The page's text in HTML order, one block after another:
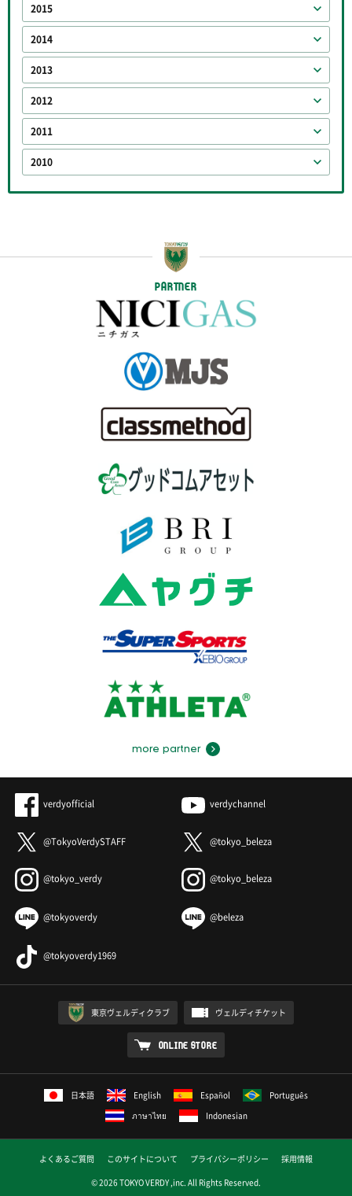
2015
2014
2013
2012
2011
2010
PARTNER
more partner
verdyofficial verdychannel
@TokyoVerdySTAFF @tokyo_beleza
@tokyo_verdy @tokyo_beleza
@tokyoverdy @beleza
@tokyoverdy1969
東京ヴェルディクラブ ヴェルディチケット
ONLINE STORE
日本語 English Español
Português
ภาษาไทย
Indonesian
よくあるご質問 このサイトについて プライバシーポリシー
採用情報
© 2026 TOKYO VERDY ,inc. All Rights Reserved.